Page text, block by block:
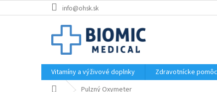
na
info@ohsk.sk
Vitamíny a výživové doplnky Zdravotnícke
DomovPulzný Oxymeter